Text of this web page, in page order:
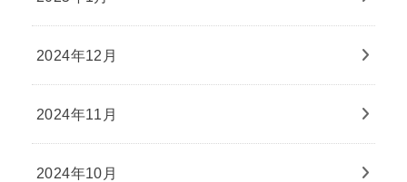
2024年12月
2024年11月
2024年10月